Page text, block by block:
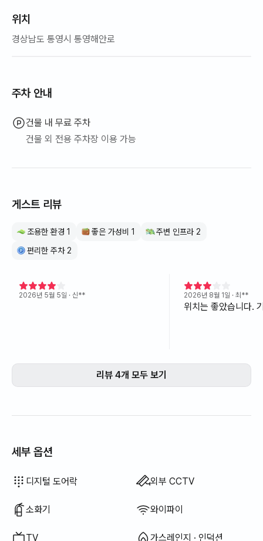
위치
경상남도 통영시 통영해안로
주차 안내
건물 내 무료 주차
건물 외 전용 주차장 이용 가능
게스트 리뷰
조용한 환경 1 좋은 가성비 1
주변 인프라 2
편리한 주차 2
2026년 5월 5일 · 신** 2026년 8월 1일 · 최**
위치는 좋았습니다.
리뷰 4개 모두 보기
세부 옵션
디지털 도어락 외부 CCTV
소화기 와이파이
TV 가스레인지 · 인덕션
침구류 제공
추가 침구류 가능
에어컨
보일러 (도시가스)
식탁 및 의자
옷장
이용 불가:
열쇠 잠금 장치
이용 불가:
경비실 · 경비원
이용 불가:
건조기
이용 불가:
공용 가스레인지 · 인덕션
이용 불가:
공용 냉장고
이용 불가:
공용 전자레인지
이용 불가:
공용 세탁기
이용 불가:
소파
이용 불가:
사무용 책상
드라이기
블라인드
세탁 세제
식기 세정제
음식물 쓰레기 봉투
쓰레기 봉투
수세미
청소기
전기 주전자
전기 밥솥
조리 도구 (도마, 칼, 가위 등)
냄비 · 후라이팬
기본 식기 (그릇, 컵 등)
엘리베이터
테라스
행거
좌식 식탁
빨래 건조대
이용 불가: 욕조
이용 불가: 비데
이용 불가: 필터 샤워기
이용 불가: 바디워시
이용 불가: 샴푸 · 린스
이용 불가: 비누
이용 불가: 화장지
이용 불가: 칫솔
이용 불가: 치약
이용 불가: 수건
이용 불가: 토퍼 · 접이식 매트리스
이용 불가: 암막 커튼
이용 불가: 빗자루
이용 불가: 섬유 유연제
이용 불가: 행주
이용 불가: 야외 바베큐 시설
이용 불가: 무료 피트니스
이용 불가: 수영장
이용 불가: 무료 공용 사우나
이용 불가: 스파 · 월풀
이용 불가: 자쿠지 · 히노끼탕
이용 불가: 소파베드
이용 불가: 선풍기
이용 불가: 전기보일러
이용 불가: 기름(등유) 난방
이용 불가: LPG 가스
이용 불가: 신재생 에너지
이용 불가: 빔프로젝터
이용 불가: 유선 인터넷
이용 불가: 다리미
이용 불가: 세탁건조기 일체형